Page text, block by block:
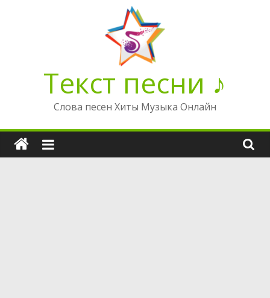
Текст песни ♪
Слова песен Хиты Музыка Онлайн